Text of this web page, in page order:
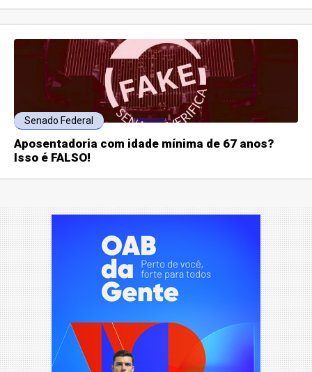
Senado Federal
Aposentadoria com idade mínima de 67 anos?
Isso é FALSO!